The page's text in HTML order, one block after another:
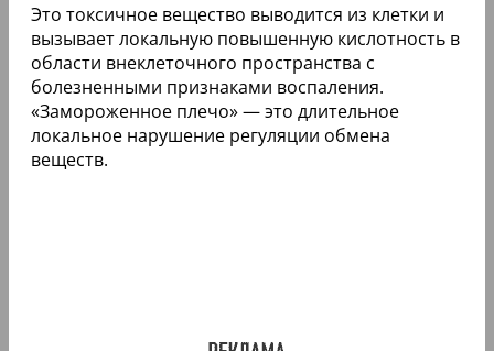
Это токсичное вещество выводится из клетки и
вызывает локальную повышенную кислотность в
области внеклеточного пространства с
болезненными признаками воспаления.
«Замороженное плечо» — это длительное
локальное нарушение регуляции обмена
веществ.